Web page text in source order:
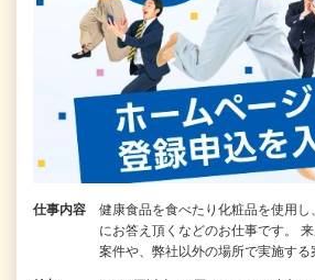
仕事内容
健康食品を食べたり化粧品を使用し
にお答え頂くなどのお仕事です。
案件や、弊社以外の場所で実施す